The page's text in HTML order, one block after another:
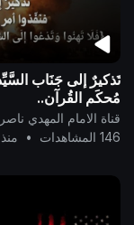
تَذكيرٌ إلى جَنَاب
مُحكَم القُرآن..
قناة الامام المهدي
146 المشاهدات
• منذ 6 شهور